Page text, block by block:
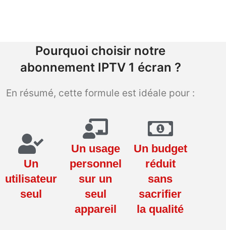
Pourquoi choisir notre
abonnement IPTV 1 écran ?
En résumé, cette formule est idéale pour :
Un
utilisateur
seul
Un usage
personnel
sur un
seul
appareil
Un budget
réduit
sans
sacrifier
la qualité